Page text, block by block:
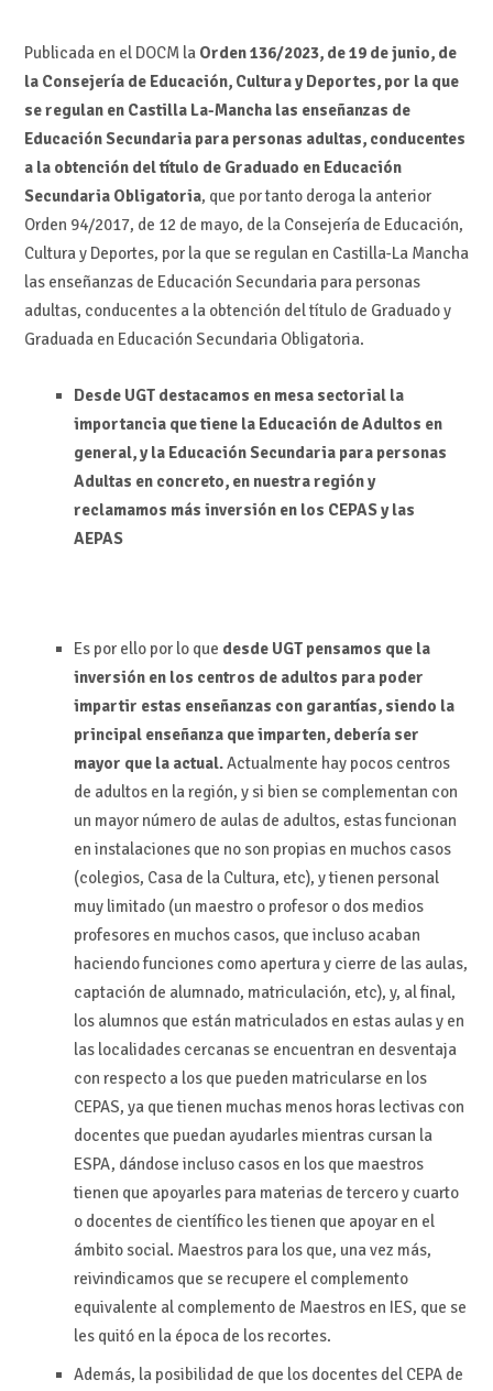
Publicada en el DOCM la Orden 136/2023, de 19 de junio, de
la Consejería de Educación, Cultura y Deportes, por la que
se regulan en Castilla La-Mancha las enseñanzas de
Educación Secundaria para personas adultas, conducentes
a la obtención del título de Graduado en Educación
Secundaria Obligatoria, que por tanto deroga la anterior
Orden 94/2017, de 12 de mayo, de la Consejería de Educación,
Cultura y Deportes, por la que se regulan en Castilla-La Mancha
las enseñanzas de Educación Secundaria para personas
adultas, conducentes a la obtención del título de Graduado y
Graduada en Educación Secundaria Obligatoria.
Desde UGT destacamos en mesa sectorial la
importancia que tiene la Educación de Adultos en
general, y la Educación Secundaria para personas
Adultas en concreto, en nuestra región y
reclamamos más inversión en los CEPAS y las
AEPAS
Es por ello por lo que desde UGT pensamos que la
inversión en los centros de adultos para poder
impartir estas enseñanzas con garantías, siendo la
principal enseñanza que imparten, debería ser
mayor que la actual.Actualmente hay pocos centros
de adultos en la región, y si bien se complementan con
un mayor número de aulas de adultos, estas funcionan
en instalaciones que no son propias en muchos casos
(colegios, Casa de la Cultura, etc), y tienen personal
muy limitado (un maestro o profesor o dos medios
profesores en muchos casos, que incluso acaban
haciendo funciones como apertura y cierre de las aulas,
captación de alumnado, matriculación, etc), y, al final,
los alumnos que están matriculados en estas aulas y en
las localidades cercanas se encuentran en desventaja
con respecto a los que pueden matricularse en los
CEPAS, ya que tienen muchas menos horas lectivas con
docentes que puedan ayudarles mientras cursan la
ESPA, dándose incluso casos en los que maestros
tienen que apoyarles para materias de tercero y cuarto
o docentes de científico les tienen que apoyar en el
ámbito social. Maestros para los que, una vez más,
reivindicamos que se recupere el complemento
equivalente al complemento de Maestros en IES, que se
les quitó en la época de los recortes.
Además, la posibilidad de que los docentes del CEPA de